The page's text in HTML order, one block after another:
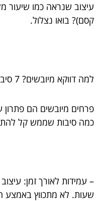
עיצוב שנראה כמו שיעור
קסם)? בואו נצלול.
למה דווקא מיובשים? 7 סיבות שהן לא רק “כי זה יפה”
פרחים מיובשים הם פתרון
כמה סיבות שממש קל
– עמידות לאורך זמן:
שעות. לא מתכווץ באמצע